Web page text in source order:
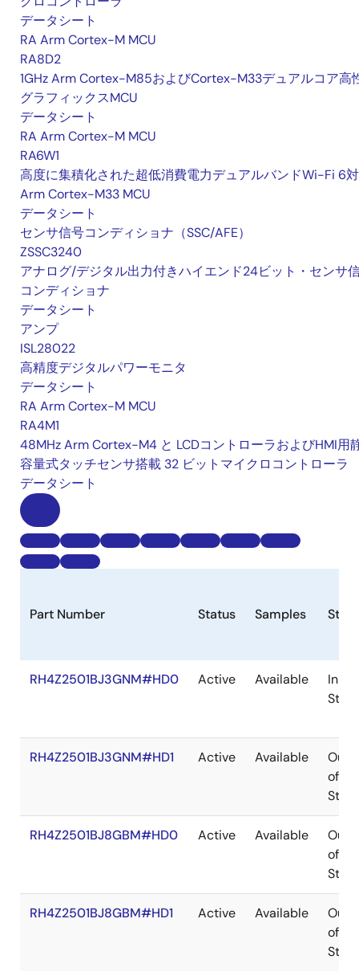
データシート
RA Arm Cortex-M MCU
RA8D2
1GHz Arm Cortex-M85およびCortex-M33デュアルコア高
グラフィックスMCU
データシート
RA Arm Cortex-M MCU
RA6W1
高度に集積化された超低消費電力デュアルバンドWi-Fi 6
Arm Cortex-M33 MCU
データシート
センサ信号コンディショナ（SSC/AFE）
ZSSC3240
アナログ/デジタル出力付きハイエンド24ビット・センサ
コンディショナ
データシート
アンプ
ISL28022
高精度デジタルパワーモニタ
データシート
RA Arm Cortex-M MCU
RA4M1
48MHz Arm Cortex-M4 と LCDコントローラおよびHMI用
容量式タッチセンサ搭載 32 ビットマイクロコントローラ
データシート
Part Number Status Samples
RH4Z2501BJ3GNM#HD0 Active Available
In
RH4Z2501BJ3GNM#HD1 Active Available
Out
of
RH4Z2501BJ8GBM#HD0 Active Available
Out
of
RH4Z2501BJ8GBM#HD1 Active Available
Out
of